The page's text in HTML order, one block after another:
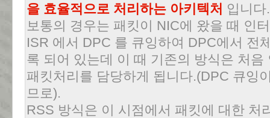
을 효율적으로 처리하는 아키텍처 입니
보통의 경우는 패킷이 NIC에 왔을 때 인
ISR 에서 DPC 를 큐잉하여 DPC에서 전
록 되어 있는데 이 때 기존의 방식은 처
패킷처리를 담당하게 됩니다.(DPC 큐잉
므로).
RSS 방식은 이 시점에서 패킷에 대한 처